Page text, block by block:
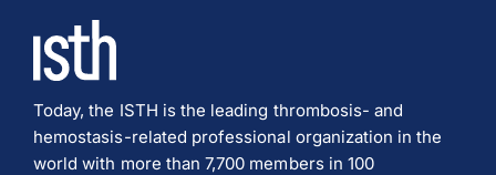
Today, the ISTH is the leading thrombosis- and
hemostasis-related professional organization in the
world with more than 7,700 members in 100